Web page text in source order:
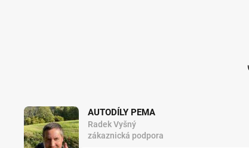
AUTODÍLY PEMA
Radek Vyšný
zákaznická podpora